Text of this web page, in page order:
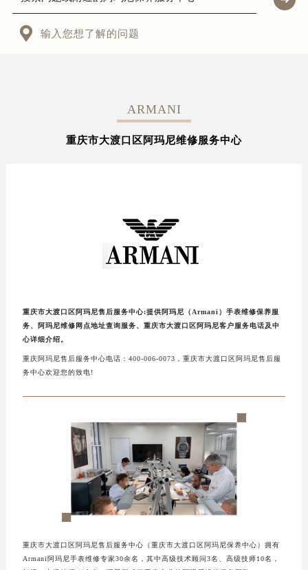
重庆市江北区观音桥步行街2号融恒时代广场9层902室阿玛尼售后服务中心（需提前预约）
 输入您想了解的问题
ARMANI
重庆市大渡口区阿玛尼维修服务中心
重庆市大渡口区阿玛尼售后服务中心:提供阿玛尼（Armani）手表维修保养服
务、阿玛尼维修网点地址查询服务、重庆市大渡口区阿玛尼客户服务电话及中
心详细介绍。
重庆阿玛尼售后服务中心电话：400-006-0073，重庆市大渡口区阿玛尼售后服
务中心欢迎您的致电!
重庆市大渡口区阿玛尼售后服务中心（重庆市大渡口区阿玛尼保养中心）拥有
Armani阿玛尼手表维修专家30余名，其中高级技术顾问3名、高级技师10名，